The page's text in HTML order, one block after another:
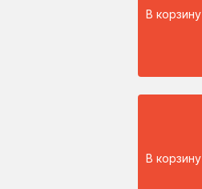
В корзину
В корзину